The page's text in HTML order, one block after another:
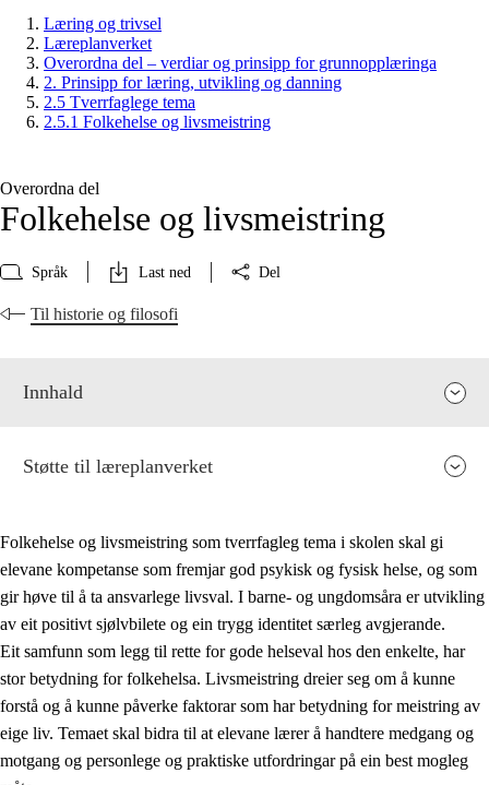
Læring og trivsel
Læreplanverket
Overordna del – verdiar og prinsipp for grunnopplæringa
2. Prinsipp for læring, utvikling og danning
2.5 Tverrfaglege tema
2.5.1 Folkehelse og livsmeistring
Overordna del
Folkehelse og livsmeistring
Språk Last ned Del
Til historie og filosofi
Innhald
2. Prinsipp for læring, utvikling og danning
Støtte til læreplanverket
Folkehelse og livsmeistring som tverrfagleg tema i skolen skal gi
elevane kompetanse som fremjar god psykisk og fysisk helse, og som
gir høve til å ta ansvarlege livsval. I barne- og ungdomsåra er utvikling
av eit positivt sjølvbilete og ein trygg identitet særleg avgjerande.
Eit samfunn som legg til rette for gode helseval hos den enkelte, har
stor betydning for folkehelsa. Livsmeistring dreier seg om å kunne
forstå og å kunne påverke faktorar som har betydning for meistring av
eige liv. Temaet skal bidra til at elevane lærer å handtere medgang og
motgang og personlege og praktiske utfordringar på ein best mogleg